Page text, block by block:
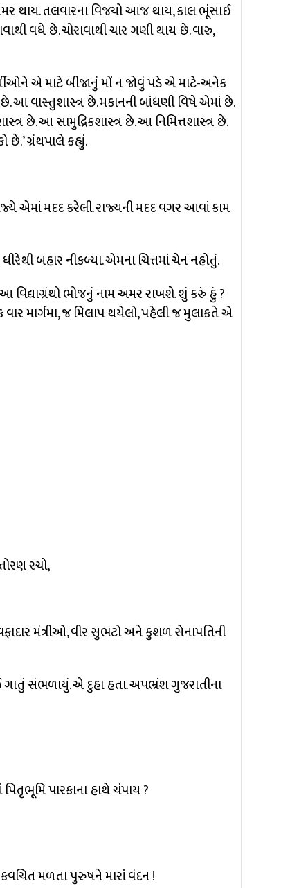
થાય. તલવારના વિજયો આજ થાય, કાલ ભૂંસાઈ
વધે છે. ચોરાવાથી ચાર ગણી થાય છે. વારુ,
એ માટે બીજાનું મોં ન જોવું પડે એ માટે-અનેક
છે. આ વાસ્તુશાસ્ત્ર છે. મકાનની બાંધણી વિષે એમાં છે.
છે. આ સામુદ્રિકશાસ્ત્ર છે. આ નિમિત્તશાસ્ત્ર છે.
ગ્રંથપાલે કહ્યું.
એમાં મદદ કરેલી. રાજ્યની મદદ વગર આવાં કામ
બહાર નીકળ્યા. એમના ચિત્તમાં ચેન નહોતું.
વિદ્યાગ્રંથો ભોજનું નામ અમર રાખશે. શું કરું હું ?
માર્ગમા, જ મિલાપ થયેલો, પહેલી જ મુલાકતે એ
રચો,
મંત્રીઓ, વીર સુભટો અને કુશળ સેનાપતિની
ગાતું સંભળાયું. એ દુહા હતા. અપભ્રંશ ગુજરાતીના
પારકાના હાથે ચંપાય ?
મળતા પુરુષને મારાં વંદન !